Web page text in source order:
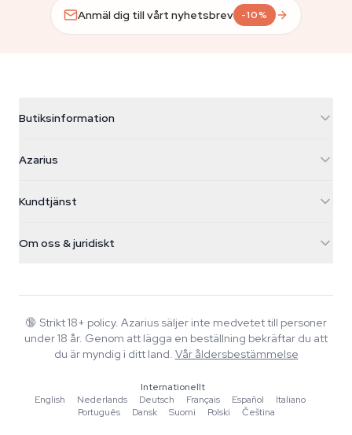
Anmäl dig till vårt nyhetsbrev -10%
Butiksinformation
Galvaniweg 11
Nederland
+31(0)204897914
Azarius
Magiska svampar
Smokeshop
Kundtjänst
Returpolicy
Vanliga frågor
Integritetspolicy
Om oss & juridiskt
Wiki
Blog
Musik
Redaktionella standarder
Verktyg & Kalkylatorer
🔞 Strikt 18+ policy. Azarius säljer inte medvetet till personer
under 18 år. Genom att lägga en beställning bekräftar du att
du är myndig i ditt land. Vår åldersbestämmelse
Internationellt
English
·Nederlands ·Deutsch ·Français ·Español ·Italiano
·
Português
·Dansk ·Suomi ·Polski ·Čeština